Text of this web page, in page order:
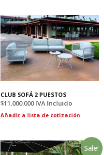
CLUB SOFÁ 2 PUESTOS
$11.000.000IVA Incluido
Añadir a lista de cotización
Sale!